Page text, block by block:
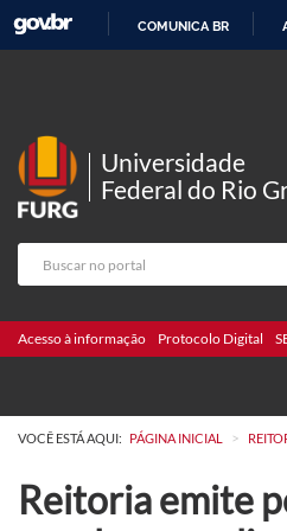
COMUNICA BR
Universidade
Federal do Rio
Acesso à informação Protocolo Digital
VOCÊ ESTÁ AQUI: PÁGINA INICIAL >
Reitoria emite